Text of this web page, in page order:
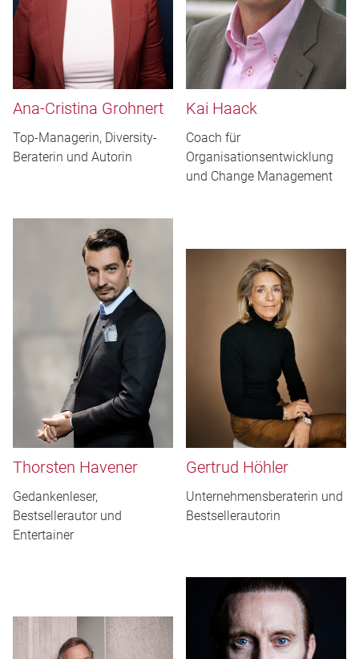
Ana-Cristina Grohnert
Top-Managerin, Diversity-
Beraterin und Autorin
Kai Haack
Coach für
Organisationsentwicklung
und Change Management
Thorsten Havener
Gedankenleser,
Bestsellerautor und
Entertainer
Gertrud Höhler
Unternehmensberaterin und
Bestsellerautorin